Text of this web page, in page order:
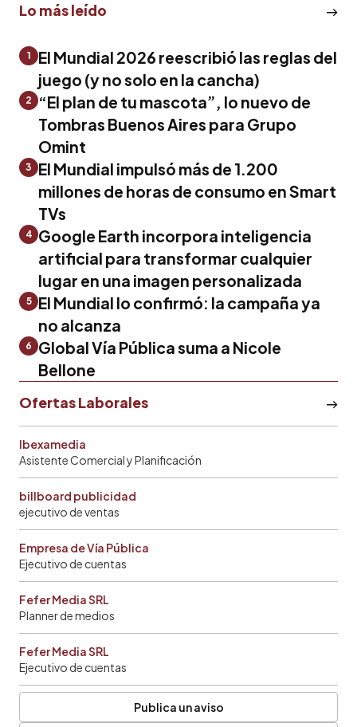
Lo más leído
1
El Mundial 2026 reescribió las reglas del
juego (y no solo en la cancha)
2
“El plan de tu mascota”, lo nuevo de
Tombras Buenos Aires para Grupo
Omint
3
El Mundial impulsó más de 1.200
millones de horas de consumo en Smart
TVs
4 Google Earth incorpora inteligencia
artificial para transformar cualquier
lugar en una imagen personalizada
5
El Mundial lo confirmó: la campaña ya
no alcanza
6
Global Vía Pública suma a Nicole
Bellone
Ofertas Laborales
Ibexamedia
Asistente Comercial y Planificación
billboard publicidad
ejecutivo de ventas
Empresa de Vía Pública
Ejecutivo de cuentas
Fefer Media SRL
Planner de medios
Fefer Media SRL
Ejecutivo de cuentas
Publica un aviso